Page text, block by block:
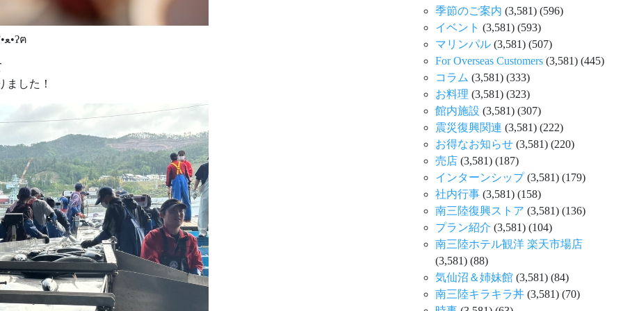
こんにちは、むっちゃんですʕ•ﻌ•ʔฅ
ました！
季節のご案内 (3,581) (596)
イベント (3,581) (593)
マリンパル (3,581) (507)
For Overseas Customers (3,581) (445)
コラム (3,581) (333)
お料理 (3,581) (323)
館内施設 (3,581) (307)
震災復興関連 (3,581) (222)
お得なお知らせ (3,581) (220)
売店 (3,581) (187)
インターンシップ(3,581) (179)
社内行事 (3,581) (158)
南三陸復興ストア (3,581) (136)
プラン紹介 (3,581) (104)
南三陸ホテル観洋 楽天市場店
(3,581) (88)
気仙沼＆姉妹館 (3,581) (84)
南三陸キラキラ丼 (3,581) (70)